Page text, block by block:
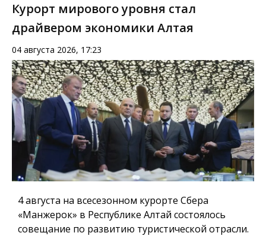
Курорт мирового уровня стал
драйвером экономики Алтая
04 августа 2026, 17:23
4 августа на всесезонном курорте Сбера
«Манжерок» в Республике Алтай состоялось
совещание по развитию туристической отрасли.